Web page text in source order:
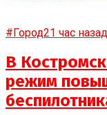
#Город21 час назад
В
режим